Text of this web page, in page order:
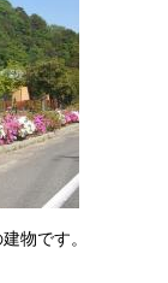
物です。